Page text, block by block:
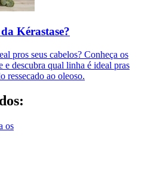
Kérastase?
pros seus cabelos? Conheça os
e descubra qual linha é ideal pras
ressecado ao oleoso.
os